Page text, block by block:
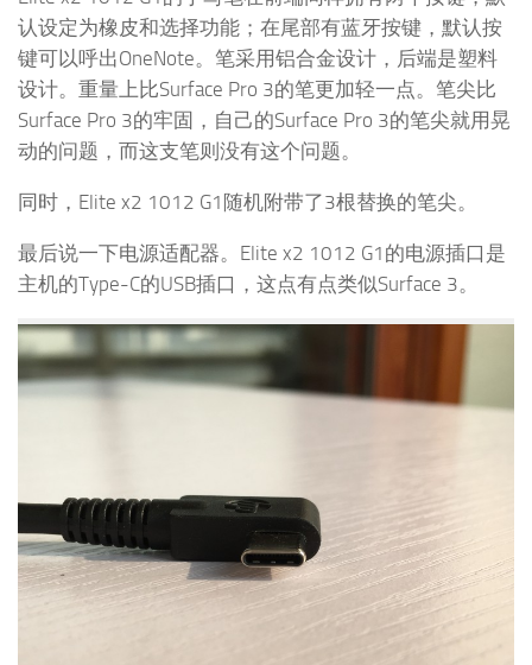
认设定为橡皮和选择功能；在尾部有蓝牙按键，默认按
键可以呼出OneNote。笔采用铝合金设计，后端是塑料
设计。重量上比Surface Pro 3的笔更加轻一点。笔尖比
Surface Pro 3的牢固，自己的Surface Pro 3的笔尖就用晃
动的问题，而这支笔则没有这个问题。
同时，Elite x2 1012 G1随机附带了3根替换的笔尖。
最后说一下电源适配器。Elite x2 1012 G1的电源插口是
主机的Type-C的USB插口，这点有点类似Surface 3。